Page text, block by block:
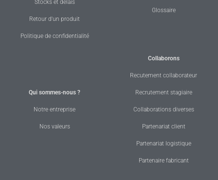
Stocks et délais
Retour d'un produit
Politique de confidentialité
Glossaire
Qui sommes-nous ?
Notre entreprise
Nos valeurs
Collaborons
Recutement collaborateur
Recrutement stagiaire
Collaborations diverses
Partenariat client
Partenariat logistique
Partenaire fabricant